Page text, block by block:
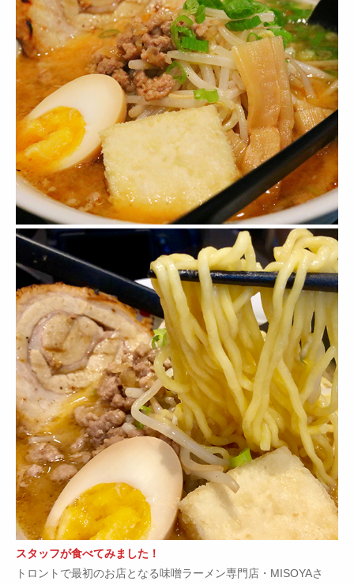
スタッフが食べてみました！
トロントで最初のお店となる味噌ラーメン専門店・MISOYAさ